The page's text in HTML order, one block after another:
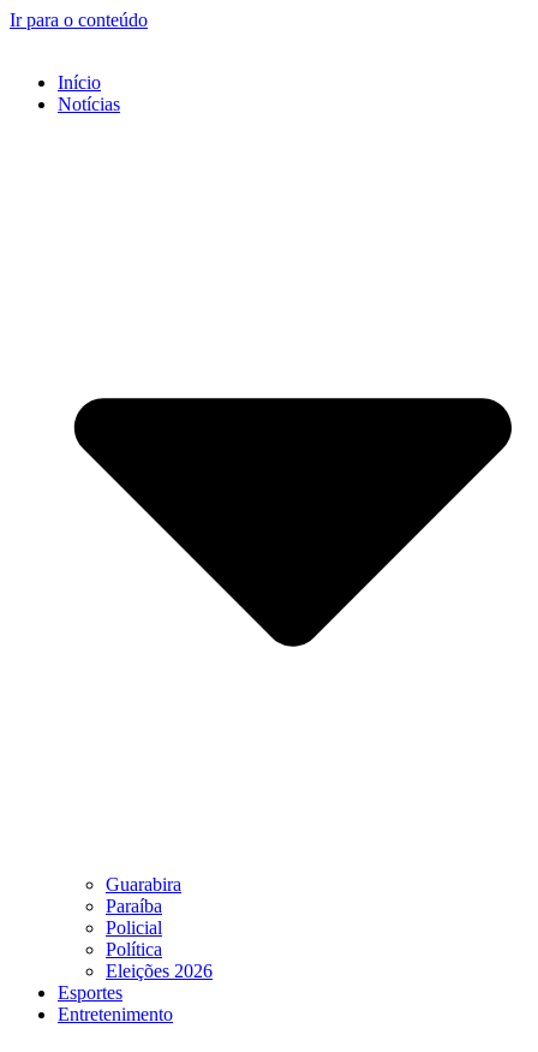
Ir para o conteúdo
Início
Notícias
Guarabira
Paraíba
Policial
Política
Eleições 2026
Esportes
Entretenimento